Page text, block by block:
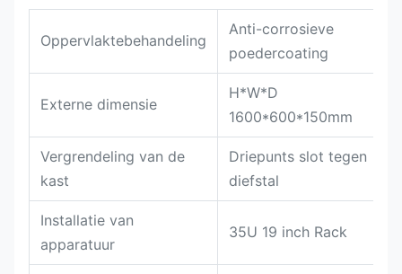
Oppervlaktebehandeling
Anti-corrosieve
poedercoating
Externe dimensie
H*W*D
1600*600*150mm
Vergrendeling van de
kast
Driepunts slot tegen
diefstal
Installatie van
apparatuur
35U 19 inch Rack